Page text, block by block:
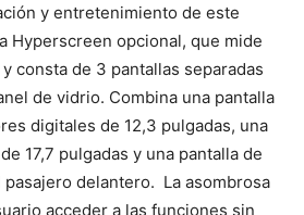
y entretenimiento de este
Hyperscreen opcional, que mide
consta de 3 pantallas separadas
de vidrio. Combina una pantalla
digitales de 12,3 pulgadas, una
17,7 pulgadas y una pantalla de
pasajero delantero. La asombrosa
acceder a las funciones sin